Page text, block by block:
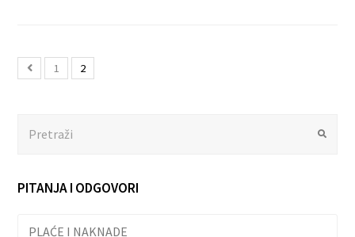
1 2
Submit
PITANJA I ODGOVORI
PLAĆE I NAKNADE